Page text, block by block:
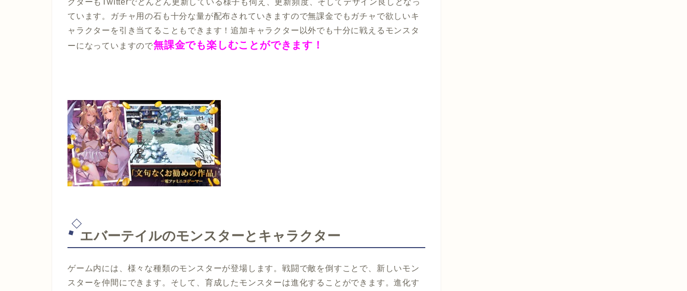
クターもTwitterでどんどん更新している様子も伺え、更新頻度、そしてデザイン良しとなっ
ています。ガチャ用の石も十分な量が配布されていきますので無課金でもガチャで欲しいキ
ャラクターを引き当てることもできます！追加キャラクター以外でも十分に戦えるモンスタ
ーになっていますので無課金でも楽しむことができます！
エバーテイルのモンスターとキャラクター
ゲーム内には、様々な種類のモンスターが登場します。戦闘で敵を倒すことで、新しいモン
スターを仲間にできます。そして、育成したモンスターは進化することができます。進化す